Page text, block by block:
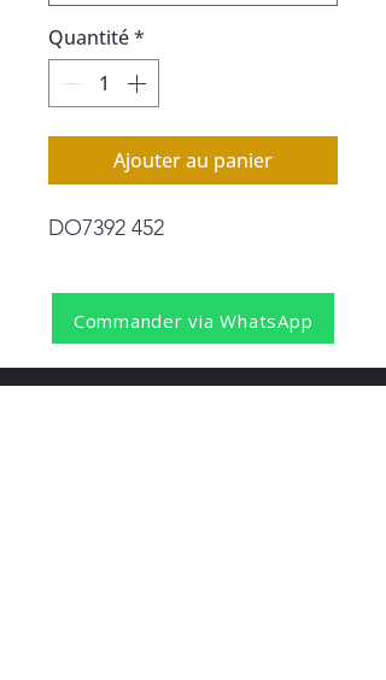
Quantité*
Ajouter au panier
DO7392 452
Commander via WhatsApp
REJOIGNEZ NOTRE NEWSLETTER